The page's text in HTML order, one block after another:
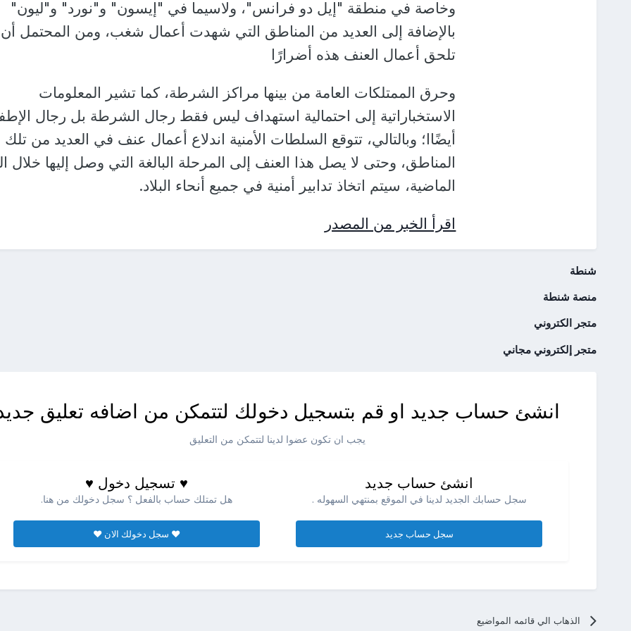
وخاصة في منطقة "إيل دو فرانس"، ولاسيما في "إيسون" و"نورد" و"ليون"
بالإضافة إلى العديد من المناطق التي شهدت أعمال شغب، ومن المحتمل أن
تلحق أعمال العنف هذه أضرارًا
وحرق الممتلكات العامة من بينها مراكز الشرطة، كما تشير المعلومات
الاستخباراتية إلى احتمالية استهداف ليس فقط رجال الشرطة بل رجال
أيضًاا؛ وبالتالي، تتوقع السلطات الأمنية اندلاع أعمال عنف في العديد من تلك
المناطق، وحتى لا يصل هذا العنف إلى المرحلة البالغة التي وصل إليها خلال
الماضية، سيتم اتخاذ تدابير أمنية في جميع أنحاء البلاد.
اقرأ الخبر من المصدر
شنطة
منصة شنطة
متجر الكتروني
متجر إلكتروني مجاني
انشئ حساب جديد او قم بتسجيل دخولك لتتمكن من اضافه تعليق
يجب ان تكون عضوا لدينا لتتمكن من التعليق
انشئ حساب جديد
سجل حسابك الجديد لدينا في الموقع بمنتهي السهوله .
سجل حساب جديد
♥ تسجيل دخول ♥
هل تمتلك حساب بالفعل ؟ سجل دخولك من هنا.
♥ سجل دخولك الان ♥
الذهاب الي قائمه المواضيع